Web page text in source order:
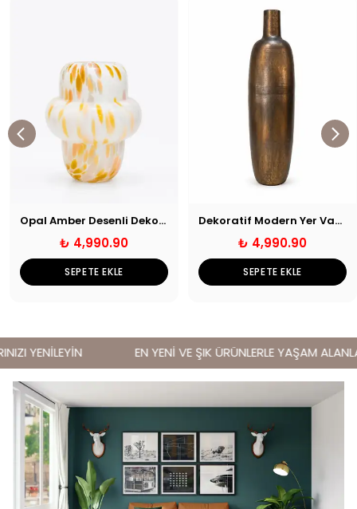
Opal Amber Desenli Dekoratif Cam Vazo
₺ 4,990.90
SEPETE EKLE
Dekoratif Modern Yer Vazosu
₺ 4,990.90
SEPETE EKLE
YENİLEYİN EN YENİ VE ŞIK ÜRÜNLERLE YAŞAM